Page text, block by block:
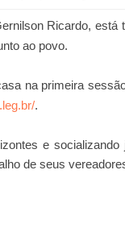
Ricardo, está
ao povo.
na primeira
.
e
de seus